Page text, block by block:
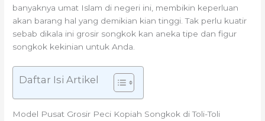
banyaknya umat Islam di negeri ini, membikin keperluan
akan barang hal yang demikian kian tinggi. Tak perlu kuatir
sebab dikala ini grosir songkok kan aneka tipe dan figur
songkok kekinian untuk Anda.
Daftar Isi Artikel
Model Pusat Grosir Peci Kopiah Songkok di Toli-Toli